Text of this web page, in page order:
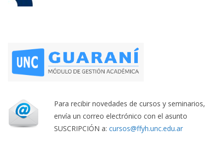
Para recibir novedades de cursos y seminarios,
envía un correo electrónico con el asunto
SUSCRIPCIÓN a: cursos@ffyh.unc.edu.ar